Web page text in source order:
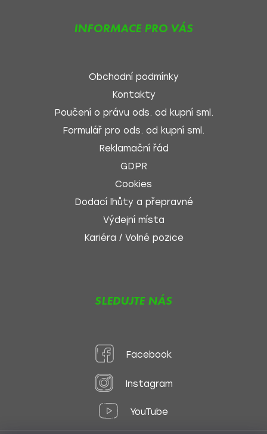
INFORMACE PRO VÁS
Obchodní podmínky
Kontakty
Poučení o právu ods. od kupní sml.
Formulář pro ods. od kupní sml.
Reklamační řád
GDPR
Cookies
Dodací lhůty a přepravné
Výdejní místa
Kariéra / Volné pozice
SLEDUJTE NÁS
Facebook
Instagram
YouTube